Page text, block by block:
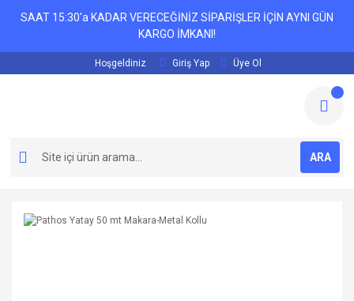
SAAT 15:30'a KADAR VERECEĞİNİZ SİPARİŞLER İÇİN AYNI GÜN
KARGO İMKANI!
Hoşgeldiniz Giriş Yap Üye Ol
ARA